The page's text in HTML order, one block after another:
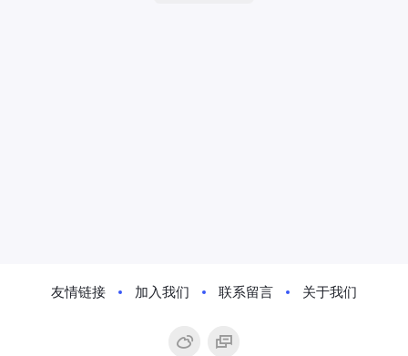
友情链接 加入我们 联系留言 关于我们